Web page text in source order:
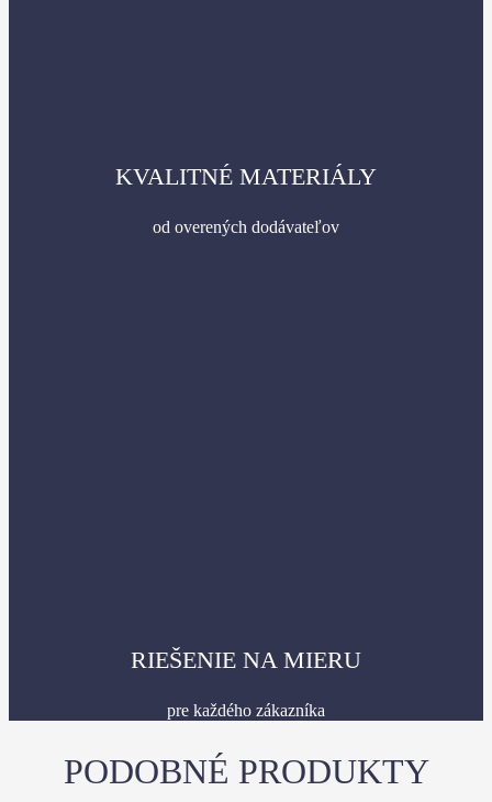
KVALITNÉ MATERIÁLY
od overených dodávateľov
RIEŠENIE NA MIERU
pre každého zákazníka
PODOBNÉ PRODUKTY